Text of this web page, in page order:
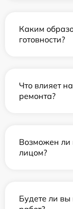
Каким
готовности?
Что влияет
ремонта?
Возможен ли
лицом?
Будете ли